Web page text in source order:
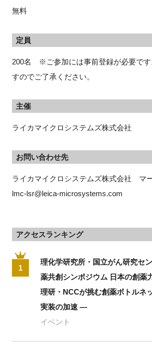
無料
定員
200名 ※ご参加には事前登録が必要です
すのでご了承ください。
主催
ライカマイクロシステムズ株式会社
お問い合わせ先
ライカマイクロシステムズ株式会社　マ
lmc-lsr@leica-microsystems.com
アクセスランキング
1
理化学研究所・国立がん研究セ
薬共創シンポジウム 日本の創
理研・NCCが挑む創薬ボトルネ
実装の加速 ―
イベント